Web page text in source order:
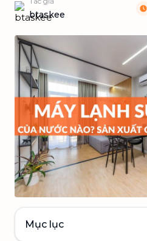
btaskee
Mục lục